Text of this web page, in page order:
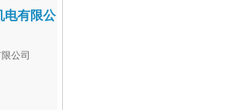
电有限公
公司